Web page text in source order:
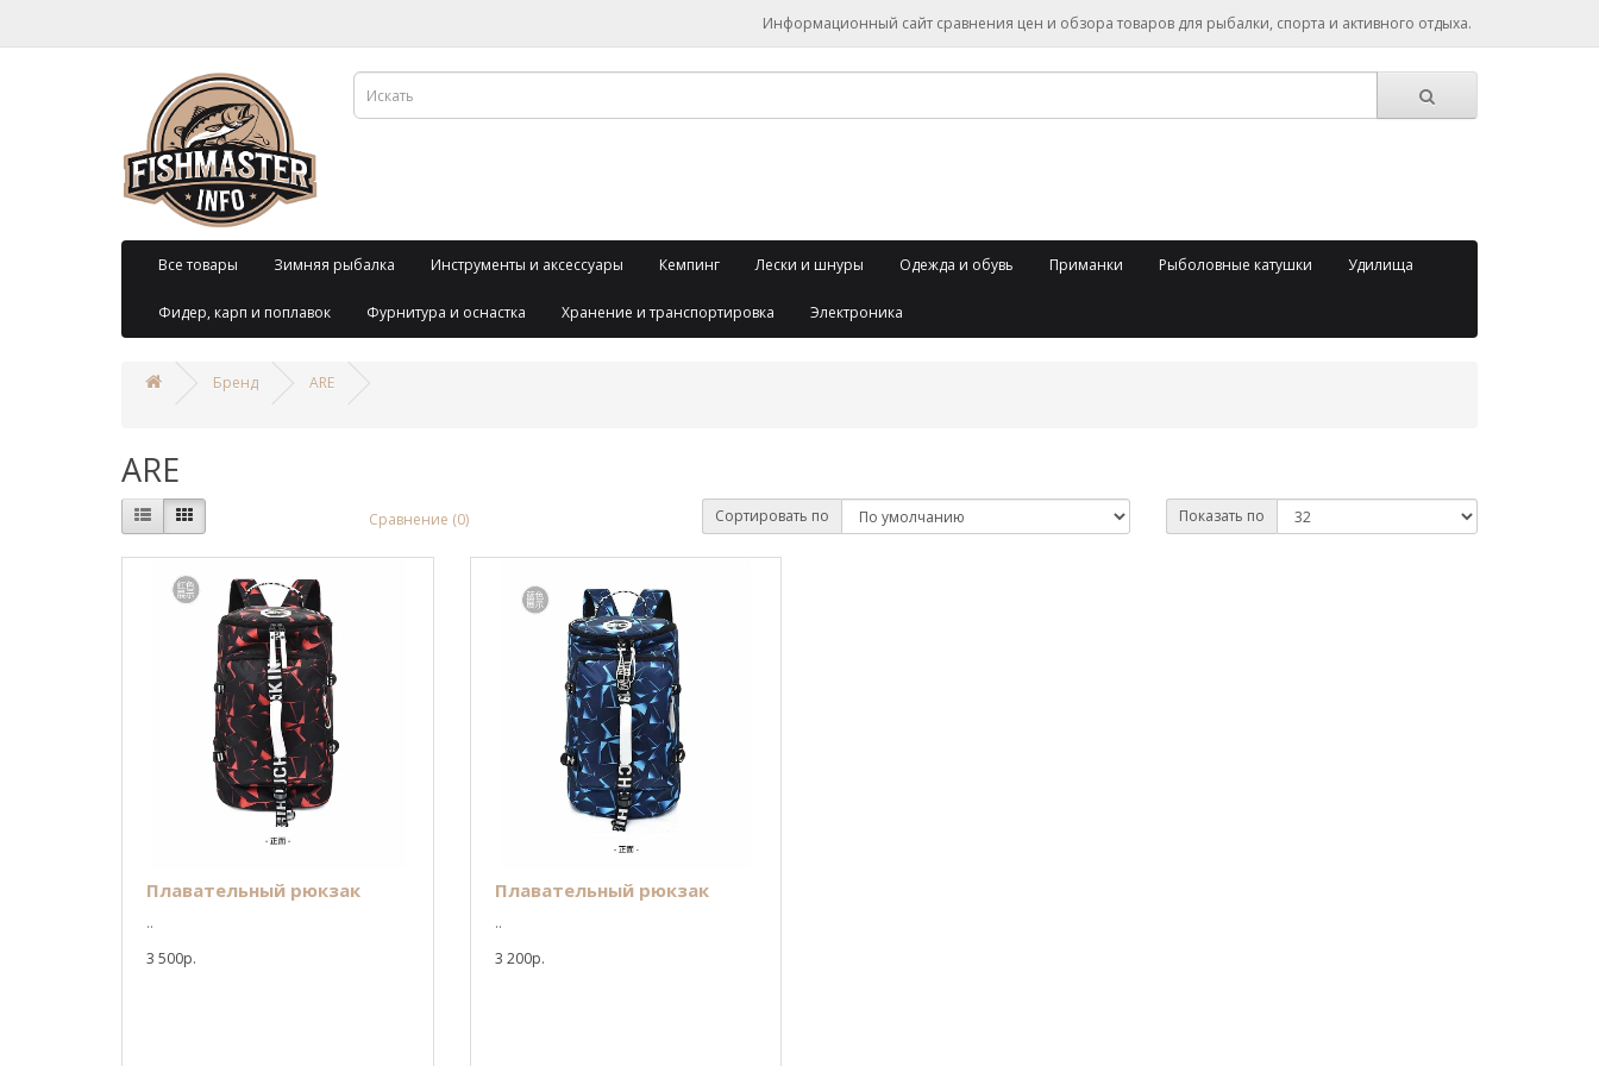
Информационный сайт сравнения цен и обзора товаров для рыбалки, спорта и активного отдыха.
Все товары Зимняя рыбалка Инструменты и аксессуары Кемпинг Лески и шнуры Одежда и обувь Приманки Рыболовные катушки Удилища
Фидер, карп и поплавок Фурнитура и оснастка Хранение и транспортировка Электроника
Бренд ARE
ARE
Сравнение (0) Сортировать по Показать по
Плавательный рюкзак
..
3 500р.
Плавательный рюкзак
..
3 200р.